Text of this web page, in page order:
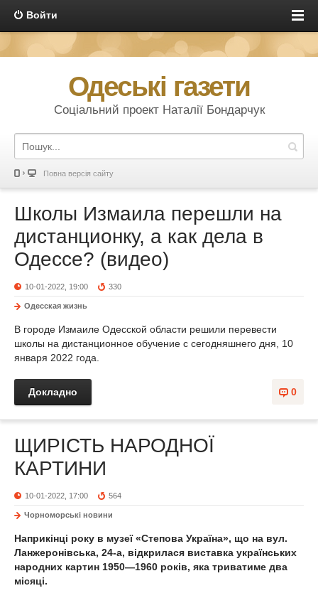
Войти
Одеські газети
Соціальний проект Наталії Бондарчук
Повна версія сайту
Школы Измаила перешли на
дистанционку, а как дела в
Одессе? (видео)
10-01-2022, 19:00 330
Одесская жизнь
В городе Измаиле Одесской области решили перевести
школы на дистанционное обучение с сегодняшнего дня, 10
января 2022 года.
0
Докладно
ЩИРІСТЬ НАРОДНОЇ
КАРТИНИ
10-01-2022, 17:00 564
Чорноморські новини
Наприкінці року в музеї «Степова Україна», що на вул.
Ланжеронівська, 24-а, відкрилася виставка українських
народних картин 1950—1960 років, яка триватиме два
місяці.